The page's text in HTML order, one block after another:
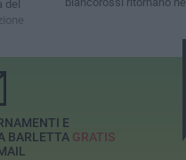
del
E
BARLETTA GRATIS